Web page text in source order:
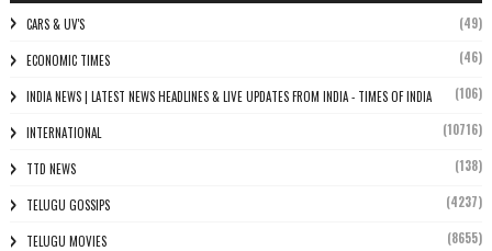
CARS & UV'S (49)
ECONOMIC TIMES (46)
INDIA NEWS | LATEST NEWS HEADLINES & LIVE UPDATES FROM INDIA - TIMES OF INDIA (106)
INTERNATIONAL (10716)
TTD NEWS (138)
TELUGU GOSSIPS (4237)
TELUGU MOVIES (8655)